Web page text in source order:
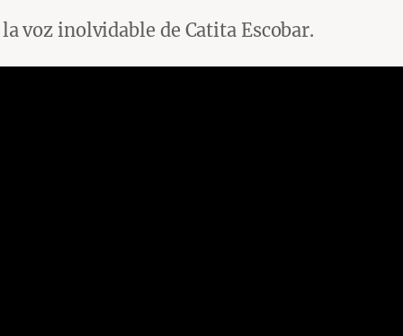
voz inolvidable de Catita Escobar.